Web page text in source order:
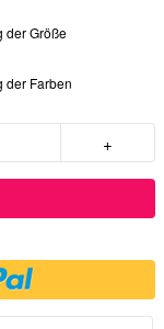
der Größe
der Farben
+